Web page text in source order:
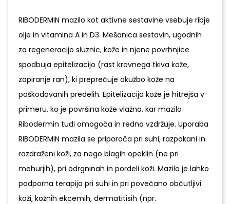
RIBODERMIN mazilo kot aktivne sestavine vsebuje ribje
olje in vitamina A in D3. Mešanica sestavin, ugodnih
za regeneracijo sluznic, kože in njene povrhnjice
spodbuja epitelizacijo (rast krovnega tkiva kože,
zapiranje ran), ki preprečuje okužbo kože na
poškodovanih predelih. Epitelizacija kože je hitrejša v
primeru, ko je površina kože vlažna, kar mazilo
Ribodermin tudi omogoča in redno vzdržuje. Uporaba
RIBODERMIN mazila se priporoča pri suhi, razpokani in
razdraženi koži, za nego blagih opeklin (ne pri
mehurjih), pri odrgninah in pordeli koži. Mazilo je lahko
podporna terapija pri suhi in pri povečano občutljivi
koži, kožnih ekcemih, dermatitisih (npr.